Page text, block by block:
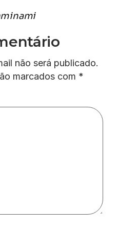
não será publicado.
marcados com *